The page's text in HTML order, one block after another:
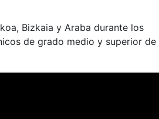
Bizkaia y Araba durante los
de grado medio y superior de